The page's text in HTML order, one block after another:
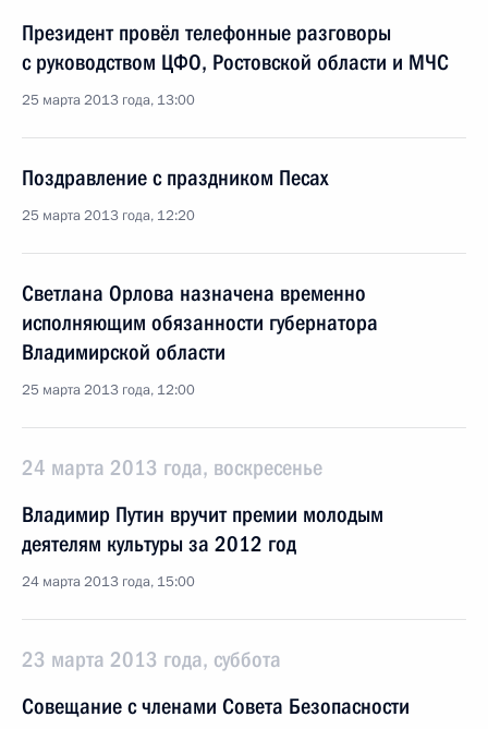
Президент провёл телефонные разговоры
с руководством ЦФО, Ростовской области и МЧС
25 марта 2013 года, 13:00
Поздравление с праздником Песах
25 марта 2013 года, 12:20
Светлана Орлова назначена временно
исполняющим обязанности губернатора
Владимирской области
25 марта 2013 года, 12:00
24 марта 2013 года, воскресенье
Владимир Путин вручит премии молодым
деятелям культуры за 2012 год
24 марта 2013 года, 15:00
23 марта 2013 года, суббота
Совещание с членами Совета Безопасности